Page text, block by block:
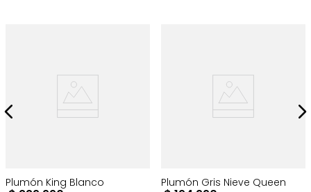
Plumón King Blanco Plumón Gris Nieve Queen